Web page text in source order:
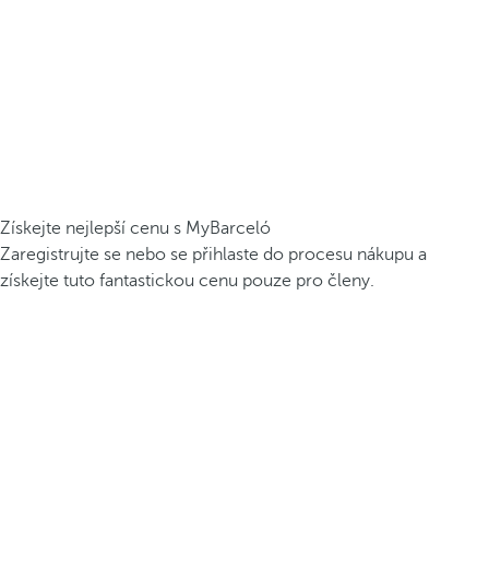
Získejte nejlepší cenu s MyBarceló
Zaregistrujte se nebo se přihlaste do procesu nákupu a
získejte tuto fantastickou cenu pouze pro členy.